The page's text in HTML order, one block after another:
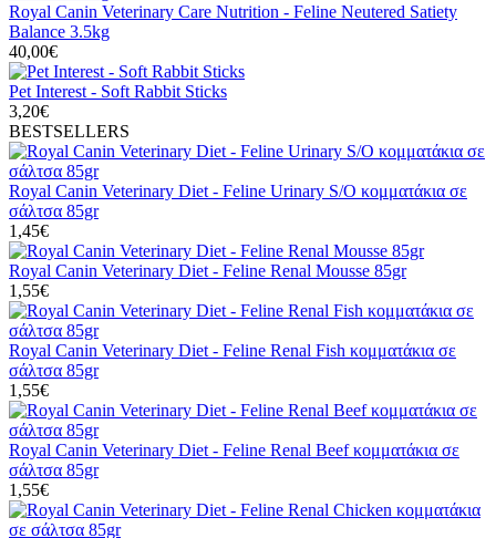
Royal Canin Veterinary Care Nutrition - Feline Neutered Satiety
Balance 3.5kg
40,00€
Pet Interest - Soft Rabbit Sticks
3,20€
BESTSELLERS
Royal Canin Veterinary Diet - Feline Urinary S/O κομματάκια σε
σάλτσα 85gr
1,45€
Royal Canin Veterinary Diet - Feline Renal Mousse 85gr
1,55€
Royal Canin Veterinary Diet - Feline Renal Fish κομματάκια σε
σάλτσα 85gr
1,55€
Royal Canin Veterinary Diet - Feline Renal Beef κομματάκια σε
σάλτσα 85gr
1,55€